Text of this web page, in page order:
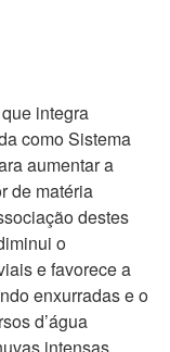
integra
como Sistema
aumentar a
de matéria
destes
o
e favorece a
enxurradas e o
d’água